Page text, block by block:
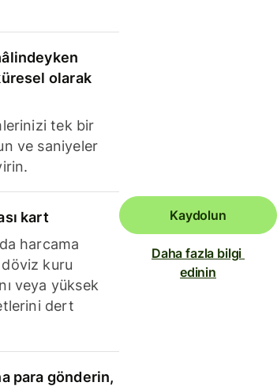
olarak
tek bir
ve saniyeler
kart
harcama
kuru
veya yüksek
dert
para gönderin,
Kaydolun
Daha fazla bilgi
edinin